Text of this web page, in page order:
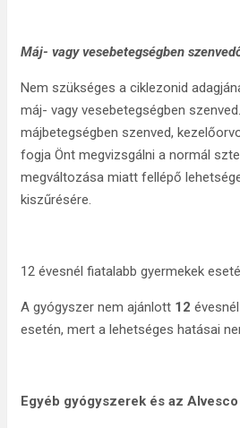
Máj- vagy vesebetegségben
Nem szükséges a ciklezonid
máj- vagy vesebetegségben
májbetegségben szenved,
fogja Önt megvizsgálni a normál
megváltozása miatt fellépő
kiszűrésére.
12 évesnél fiatalabb gyermekek
A gyógyszer nem ajánlott 12
esetén, mert a lehetséges hatásai
Egyéb gyógyszerek és az Alvesco